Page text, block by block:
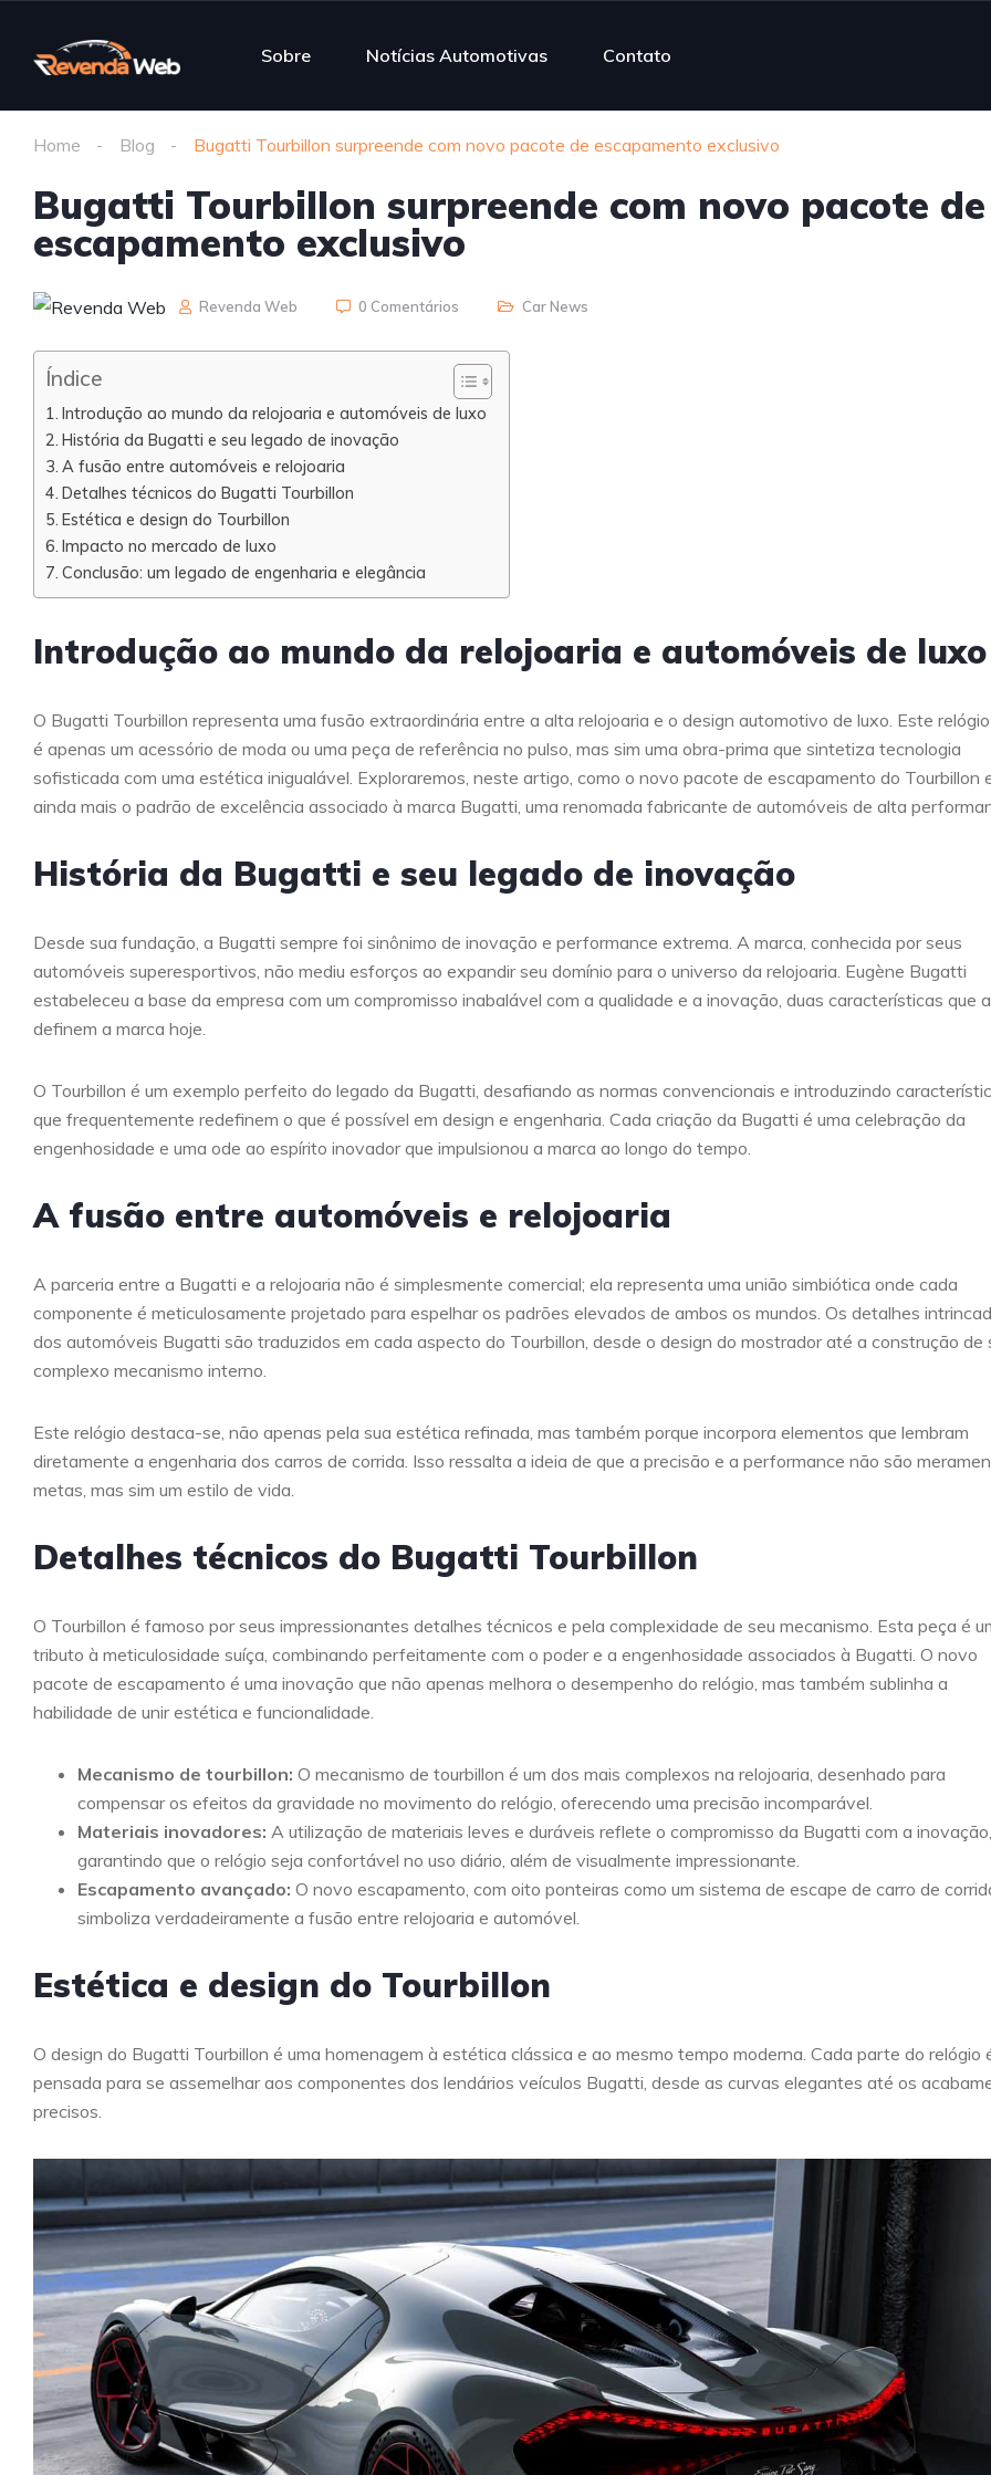
Sobre Notícias Automotivas Contato
Home Blog Bugatti Tourbillon surpreende com novo pacote de escapamento exclusivo
Bugatti Tourbillon surpreende com novo pacote de
escapamento exclusivo
Revenda Web 0 Comentários Car News
Índice
Introdução ao mundo da relojoaria e automóveis de luxo
História da Bugatti e seu legado de inovação
A fusão entre automóveis e relojoaria
Detalhes técnicos do Bugatti Tourbillon
Estética e design do Tourbillon
Impacto no mercado de luxo
Conclusão: um legado de engenharia e elegância
Introdução ao mundo da relojoaria e automóveis de luxo
O Bugatti Tourbillon representa uma fusão extraordinária entre a alta relojoaria e o design automotivo de luxo. Este
é apenas um acessório de moda ou uma peça de referência no pulso, mas sim uma obra-prima que sintetiza tecnologia
sofisticada com uma estética inigualável. Exploraremos, neste artigo, como o novo pacote de escapamento do Tourbillon
ainda mais o padrão de excelência associado à marca Bugatti, uma renomada fabricante de automóveis de alta
História da Bugatti e seu legado de inovação
Desde sua fundação, a Bugatti sempre foi sinônimo de inovação e performance extrema. A marca, conhecida por seus
automóveis superesportivos, não mediu esforços ao expandir seu domínio para o universo da relojoaria. Eugène Bugatti
estabeleceu a base da empresa com um compromisso inabalável com a qualidade e a inovação, duas características que
definem a marca hoje.
O Tourbillon é um exemplo perfeito do legado da Bugatti, desafiando as normas convencionais e introduzindo
que frequentemente redefinem o que é possível em design e engenharia. Cada criação da Bugatti é uma celebração da
engenhosidade e uma ode ao espírito inovador que impulsionou a marca ao longo do tempo.
A fusão entre automóveis e relojoaria
A parceria entre a Bugatti e a relojoaria não é simplesmente comercial; ela representa uma união simbiótica onde cada
componente é meticulosamente projetado para espelhar os padrões elevados de ambos os mundos. Os detalhes
dos automóveis Bugatti são traduzidos em cada aspecto do Tourbillon, desde o design do mostrador até a construção de
complexo mecanismo interno.
Este relógio destaca-se, não apenas pela sua estética refinada, mas também porque incorpora elementos que lembram
diretamente a engenharia dos carros de corrida. Isso ressalta a ideia de que a precisão e a performance não são
metas, mas sim um estilo de vida.
Detalhes técnicos do Bugatti Tourbillon
O Tourbillon é famoso por seus impressionantes detalhes técnicos e pela complexidade de seu mecanismo. Esta peça é
tributo à meticulosidade suíça, combinando perfeitamente com o poder e a engenhosidade associados à Bugatti. O novo
pacote de escapamento é uma inovação que não apenas melhora o desempenho do relógio, mas também sublinha a
habilidade de unir estética e funcionalidade.
Mecanismo de tourbillon: O mecanismo de tourbillon é um dos mais complexos na relojoaria, desenhado para
compensar os efeitos da gravidade no movimento do relógio, oferecendo uma precisão incomparável.
Materiais inovadores: A utilização de materiais leves e duráveis reflete o compromisso da Bugatti com a inovação,
garantindo que o relógio seja confortável no uso diário, além de visualmente impressionante.
Escapamento avançado: O novo escapamento, com oito ponteiras como um sistema de escape de carro de
simboliza verdadeiramente a fusão entre relojoaria e automóvel.
Estética e design do Tourbillon
O design do Bugatti Tourbillon é uma homenagem à estética clássica e ao mesmo tempo moderna. Cada parte do relógio
pensada para se assemelhar aos componentes dos lendários veículos Bugatti, desde as curvas elegantes até os
precisos.